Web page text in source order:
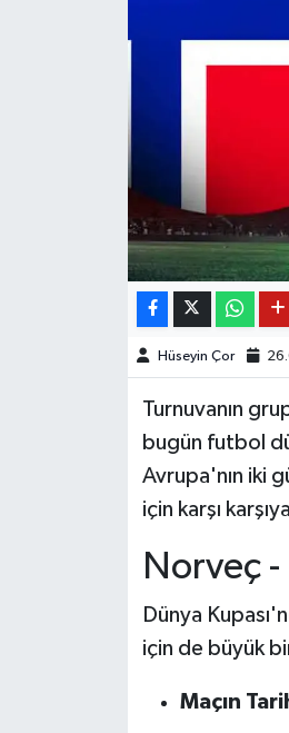
Hüseyin Çor
Turnuvanın
bugün futbol
Avrupa'nın iki
için karşı
Norveç -
Dünya
için de büyük
Maçın